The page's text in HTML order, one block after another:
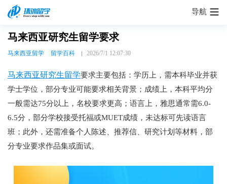
导航
马来西亚研究生留学要求
马来西亚留学 留学百科 2026/7/1 12:07:30
马来西亚研究生留学要求主要包括：学历上，需本科毕业并获
学士学位，部分专业可能要求相关背景；成绩上，本科平均分
一般需达75分以上，名校要求更高；语言上，雅思通常需6.0-
6.5分，部分学校接受托福或MUET成绩，未达标可先读语言
班；此外，还需准备个人陈述、推荐信、研究计划等材料，部
分专业要求作品集或面试。